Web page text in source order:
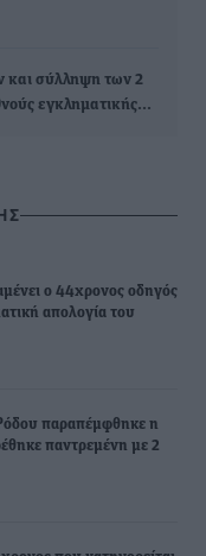
και σύλληψη των 2
εγκληματικής…
ο 44χρονος οδηγός
απολογία του
παραπέμφθηκε η
παντρεμένη με 2